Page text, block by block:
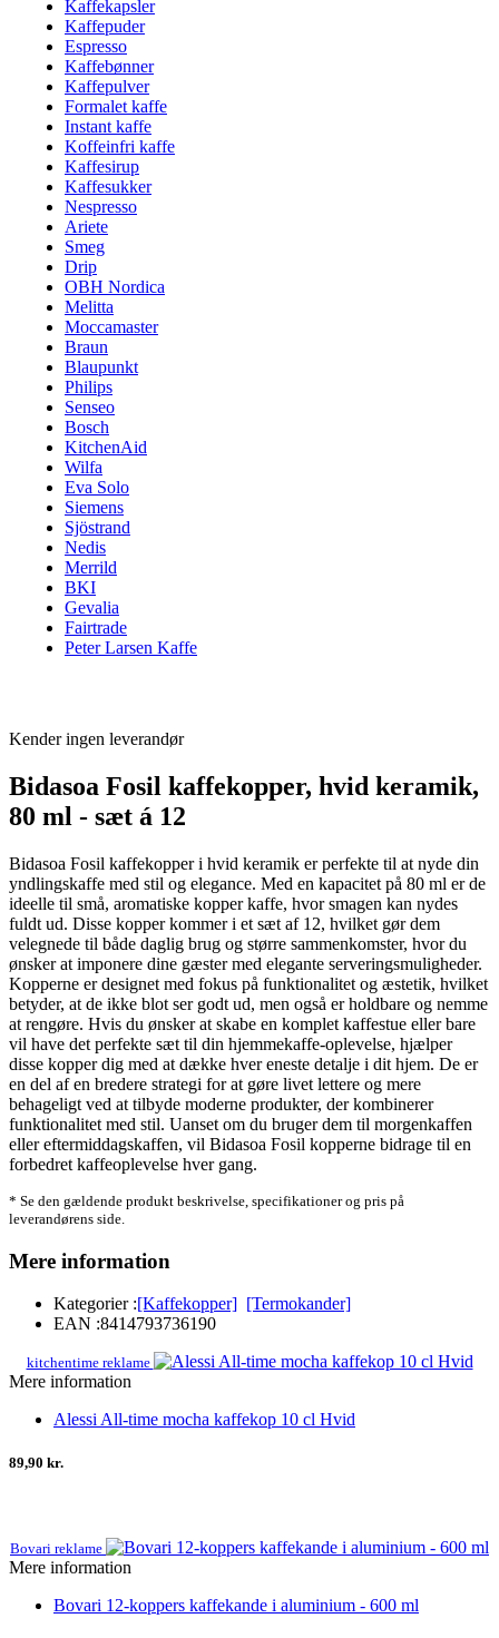
Kaffekapsler
Kaffepuder
Espresso
Kaffebønner
Kaffepulver
Formalet kaffe
Instant kaffe
Koffeinfri kaffe
Kaffesirup
Kaffesukker
Nespresso
Ariete
Smeg
Drip
OBH Nordica
Melitta
Moccamaster
Braun
Blaupunkt
Philips
Senseo
Bosch
KitchenAid
Wilfa
Eva Solo
Siemens
Sjöstrand
Nedis
Merrild
BKI
Gevalia
Fairtrade
Peter Larsen Kaffe
Kender ingen leverandør
Bidasoa Fosil kaffekopper, hvid keramik,
80 ml - sæt á 12
Bidasoa Fosil kaffekopper i hvid keramik er perfekte til at nyde din
yndlingskaffe med stil og elegance. Med en kapacitet på 80 ml er de
ideelle til små, aromatiske kopper kaffe, hvor smagen kan nydes
fuldt ud. Disse kopper kommer i et sæt af 12, hvilket gør dem
velegnede til både daglig brug og større sammenkomster, hvor du
ønsker at imponere dine gæster med elegante serveringsmuligheder.
Kopperne er designet med fokus på funktionalitet og æstetik, hvilket
betyder, at de ikke blot ser godt ud, men også er holdbare og nemme
at rengøre. Hvis du ønsker at skabe en komplet kaffestue eller bare
vil have det perfekte sæt til din hjemmekaffe-oplevelse, hjælper
disse kopper dig med at dække hver eneste detalje i dit hjem. De er
en del af en bredere strategi for at gøre livet lettere og mere
behageligt ved at tilbyde moderne produkter, der kombinerer
funktionalitet med stil. Uanset om du bruger dem til morgenkaffen
eller eftermiddagskaffen, vil Bidasoa Fosil kopperne bidrage til en
forbedret kaffeoplevelse hver gang.
* Se den gældende produkt beskrivelse, specifikationer og pris på
leverandørens side.
Mere information
Kategorier :[Kaffekopper] [Termokander]
EAN :8414793736190
kitchentime reklame
Mere information
Alessi All-time mocha kaffekop 10 cl Hvid
89,90 kr.
Bovari reklame
Mere information
Bovari 12-koppers kaffekande i aluminium - 600 ml